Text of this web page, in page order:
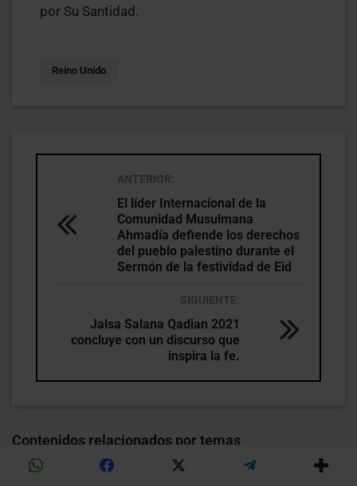
por Su Santidad.
Reino Unido
ANTERIOR:
El líder Internacional de la
Comunidad Musulmana
Ahmadía defiende los derechos
del pueblo palestino durante el
Sermón de la festividad de Eid
SIGUIENTE:
Jalsa Salana Qadian 2021
concluye con un discurso que
inspira la fe.
Contenidos relacionados por temas